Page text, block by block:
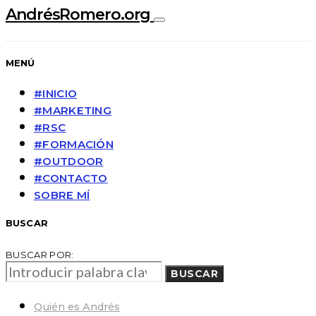
AndrésRomero.org
MENÚ
#INICIO
#MARKETING
#RSC
#FORMACIÓN
#OUTDOOR
#CONTACTO
SOBRE MÍ
BUSCAR
BUSCAR POR:
BUSCAR
Quién es Andrés